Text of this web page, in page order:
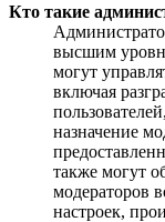
Кто такие
высшим
могут
включая
назначение
также могут
модераторов
настроек,